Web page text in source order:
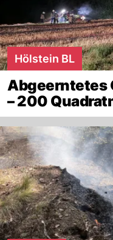
Hölstein BL
Abgeerntetes
– 200